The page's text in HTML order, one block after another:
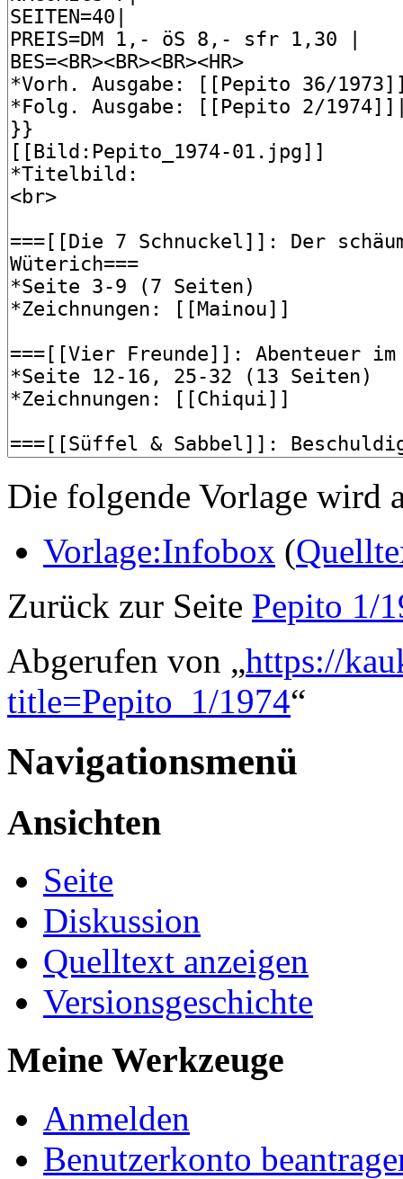
Die folgende Vorlage wird
Vorlage:Infobox (
Zurück zur Seite Pepito 1/
Abgerufen von „https://
title=Pepito_1/1974“
Navigationsmenü
Ansichten
Seite
Diskussion
Quelltext anzeigen
Versionsgeschichte
Meine Werkzeuge
Anmelden
Benutzerkonto